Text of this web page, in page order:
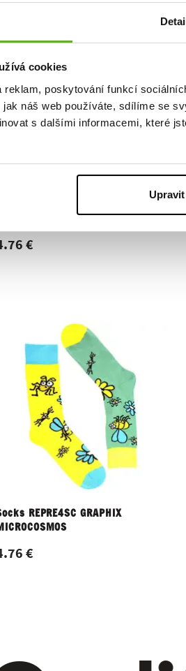
cookies
reklam, poskytování funkcí
náš web používáte, sdílíme se
s dalšími informacemi, které
Upravit
€
REPRE4SC GRAPHIX
€